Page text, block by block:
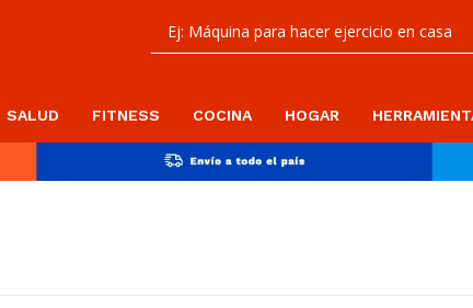
SALUD FITNESS COCINA HOGAR